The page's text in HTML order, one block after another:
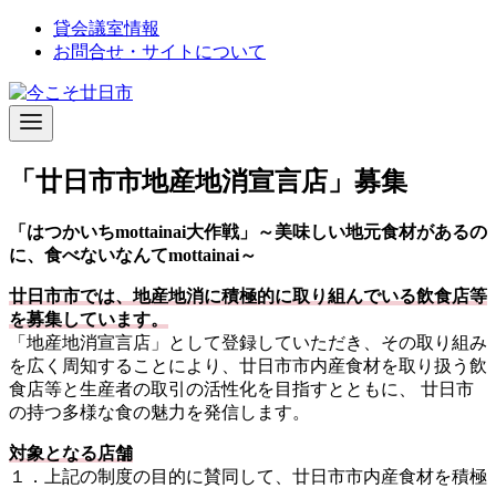
ン
ツ
へ
移
貸会議室情報
お問合せ・サイトについて
「廿日市市地産地消宣言店」募集
「はつかいちmottainai大作戦」～美味しい地元食材があるの
に、食べないなんてmottainai～
廿日市市では、地産地消に積極的に取り組んでいる飲食店等
を募集しています。
「地産地消宣言店」として登録していただき、その取り組み
を広く周知することにより、廿日市市内産食材を取り扱う飲
食店等と生産者の取引の活性化を目指すとともに、 廿日市
の持つ多様な食の魅力を発信します。
対象となる店舗
１．上記の制度の目的に賛同して、廿日市市内産食材を積極